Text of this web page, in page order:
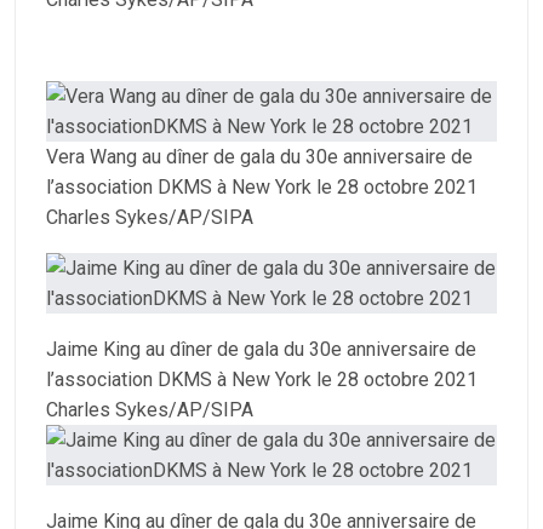
Vera Wang au dîner de gala du 30e anniversaire de
l’association DKMS à New York le 28 octobre 2021
Charles Sykes/AP/SIPA
Jaime King au dîner de gala du 30e anniversaire de
l’association DKMS à New York le 28 octobre 2021
Charles Sykes/AP/SIPA
Jaime King au dîner de gala du 30e anniversaire de